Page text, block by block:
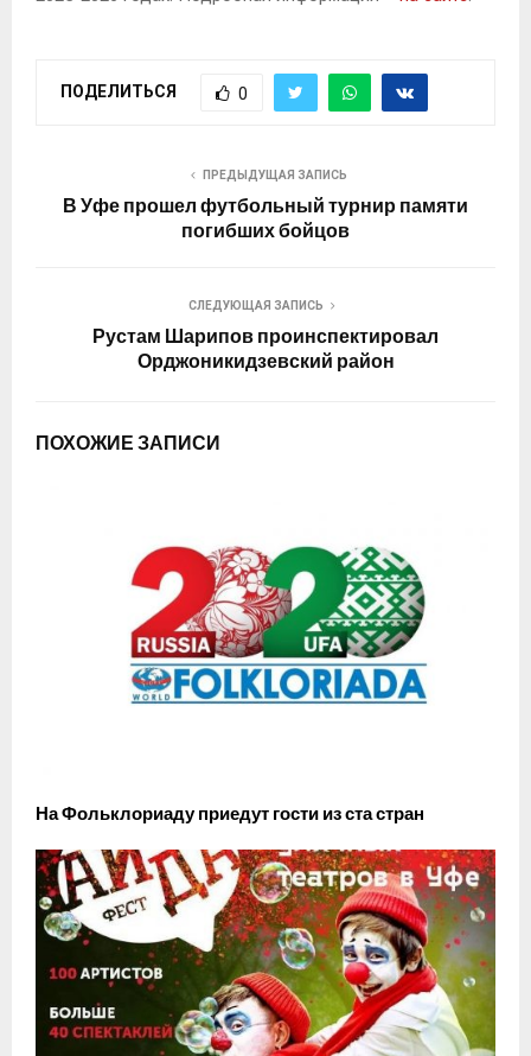
ПОДЕЛИТЬСЯ 0
ПРЕДЫДУЩАЯ ЗАПИСЬ
В Уфе прошел футбольный турнир памяти
погибших бойцов
СЛЕДУЮЩАЯ ЗАПИСЬ
Рустам Шарипов проинспектировал
Орджоникидзевский район
ПОХОЖИЕ ЗАПИСИ
На Фольклориаду приедут гости из ста стран